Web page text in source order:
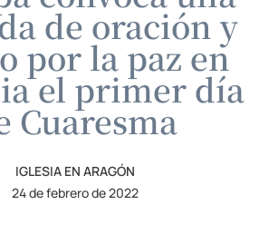
de oración y
por la paz en
el primer día
Cuaresma
IGLESIA EN ARAGÓN
24 de febrero de 2022